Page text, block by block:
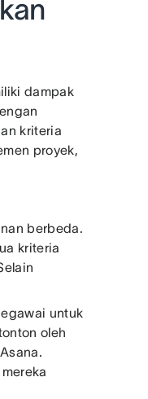
dampak
kriteria
proyek,
berbeda.
kriteria
untuk
oleh